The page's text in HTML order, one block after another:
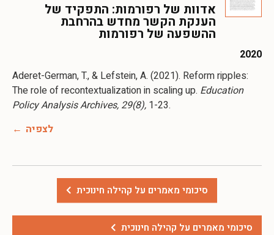
סיכומי מאמרים על קהילה חינוכית
אדוות של רפורמות: התפקיד של
הענקת הקשר מחדש בהרחבת
ההשפעה של רפורמות
2020
Aderet-German, T., & Lefstein, A. (2021). Reform ripples:
The role of recontextualization in scaling up. Education
Policy Analysis Archives, 29(8), 1-23.
לצפיה
סיכומי מאמרים על קהילה חינוכית